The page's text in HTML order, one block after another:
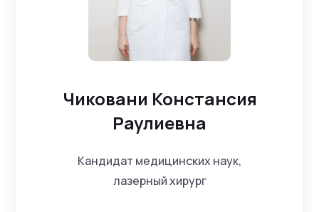
Чиковани Констансия
Раулиевна
Кандидат медицинских наук,
лазерный хирург